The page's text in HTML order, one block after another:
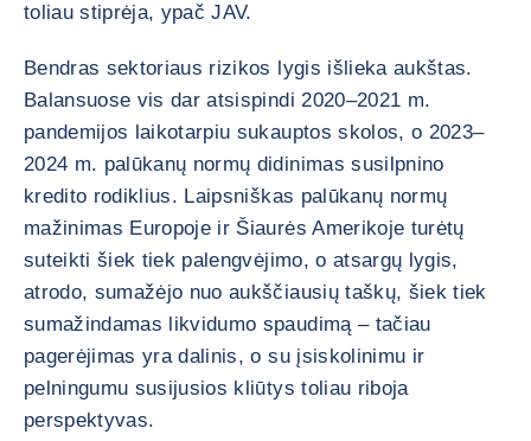
toliau stiprėja, ypač JAV.
Bendras sektoriaus rizikos lygis išlieka aukštas.
Balansuose vis dar atsispindi 2020–2021 m.
pandemijos laikotarpiu sukauptos skolos, o 2023–
2024 m. palūkanų normų didinimas susilpnino
kredito rodiklius. Laipsniškas palūkanų normų
mažinimas Europoje ir Šiaurės Amerikoje turėtų
suteikti šiek tiek palengvėjimo, o atsargų lygis,
atrodo, sumažėjo nuo aukščiausių taškų, šiek tiek
sumažindamas likvidumo spaudimą – tačiau
pagerėjimas yra dalinis, o su įsiskolinimu ir
pelningumu susijusios kliūtys toliau riboja
perspektyvas.